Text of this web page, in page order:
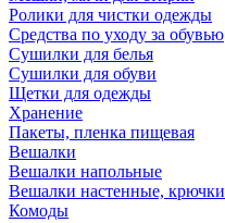
Ролики для чистки одежды
Средства по уходу за обувью
Сушилки для белья
Сушилки для обуви
Щетки для одежды
Хранение
Пакеты, пленка пищевая
Вешалки
Вешалки напольные
Вешалки настенные, крючки
Комоды